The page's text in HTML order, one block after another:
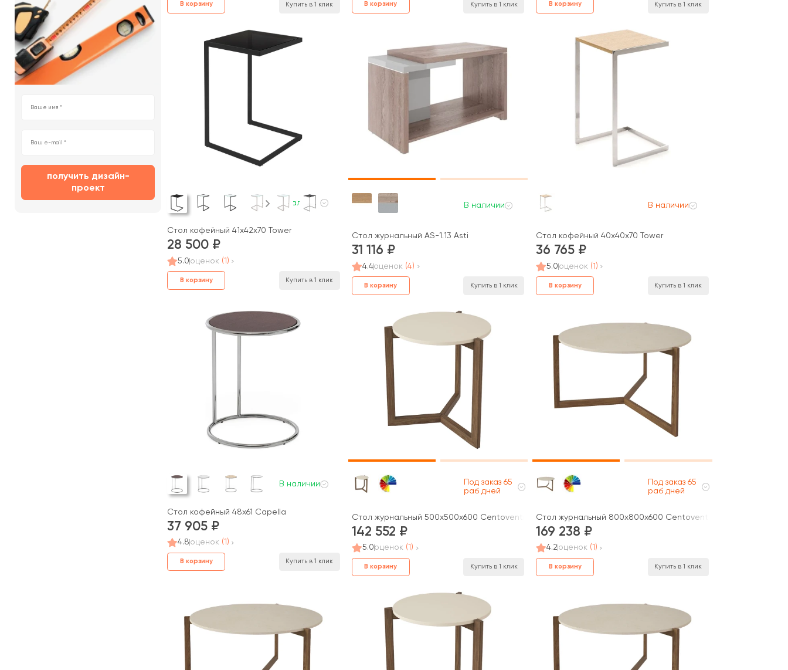
получить дизайн-
проект
В корзину Купить в 1 клик В корзину Купить в 1 клик В корзину Купить в 1 клик
В наличии
Стол кофейный 41x42x70 Tower
28 500
5.0оценок (1)
В корзину Купить в 1 клик
В наличии
Стол журнальный AS-1.13 Asti
31 116
4.4оценок (4)
В корзину Купить в 1 клик
В наличии
Стол кофейный 40x40x70 Tower
36 765
5.0оценок (1)
В корзину Купить в 1 клик
В наличии
Стол кофейный 48x61 Capella
37 905
4.8 оценок (1)
В корзину Купить в 1 клик
Под заказ 65
раб дней
Стол журнальный 500х500х600 Centoventi
142 552
5.0оценок (1)
В корзину Купить в 1 клик
Под заказ 65
раб дней
Стол журнальный 800х800х600 Centoventi
169 238
4.2оценок (1)
В корзину Купить в 1 клик